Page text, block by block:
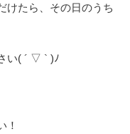
けたら、その日のうち
い( ´ ▽ ` )ﾉ
！